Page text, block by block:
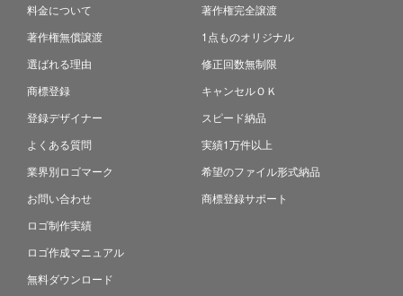
料金について
著作権無償譲渡
選ばれる理由
商標登録
登録デザイナー
よくある質問
業界別ロゴマーク
お問い合わせ
ロゴ制作実績
ロゴ作成マニュアル
無料ダウンロード
著作権完全譲渡
1点ものオリジナル
修正回数無制限
キャンセルＯＫ
スピード納品
実績1万件以上
希望のファイル形式納品
商標登録サポート